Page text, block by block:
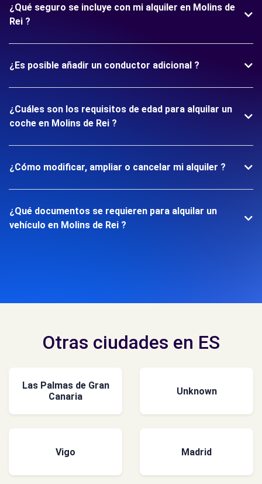
¿Qué seguro se incluye con mi alquiler en Molins de
Rei ?
¿Es posible añadir un conductor adicional ?
¿Cuáles son los requisitos de edad para alquilar un
coche en Molins de Rei ?
¿Cómo modificar, ampliar o cancelar mi alquiler ?
¿Qué documentos se requieren para alquilar un
vehículo en Molins de Rei ?
Otras ciudades en ES
Las Palmas de Gran
Canaria
Unknown
Vigo Madrid